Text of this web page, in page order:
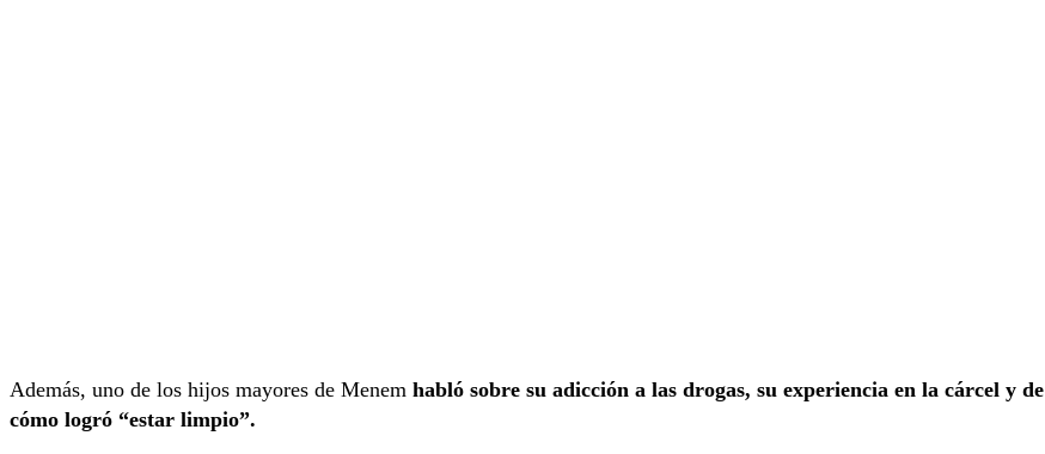
Además, uno de los hijos mayores de Menem habló sobre su adicción a las drogas, su experiencia en la cárcel y de
cómo logró “estar limpio”.